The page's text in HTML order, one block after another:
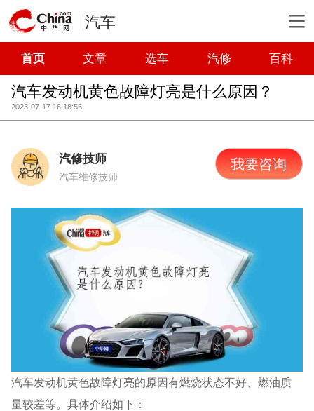
汽车
首页 文章 选车 汽修 百科
汽车发动机黄色故障灯亮是什么原因？
2023-07-17 16:18:55
汽修技师
汽车维修技师
我要咨询
汽车发动机黄色故障灯亮的原因有燃烧状态不好、燃油质
量较差等。具体介绍如下：